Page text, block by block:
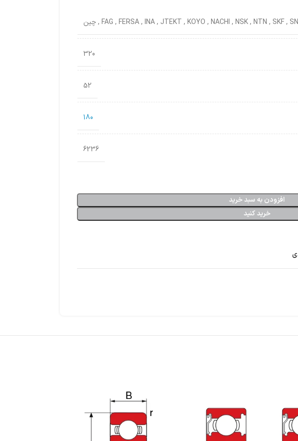
FAG , FERSA , INA , JTEKT , KOYO , NACHI , NSK , NTN , SKF ,
,چین
320
52
180
6236
افزودن به سبد خرید
خرید کنید